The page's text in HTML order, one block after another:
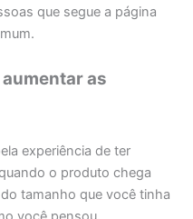
que segue a página
as
experiência de ter
o produto chega
tamanho que você tinha